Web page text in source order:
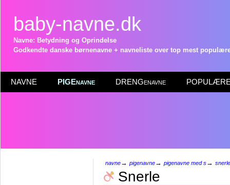
baby-navne.dk
Navne: Betydning og Oprindelse
Godkendte danske børnenavne + navneliste over top mest
NAVNE PIGEnavne DRENGenavne POPULÆRE
navne→ pigenavne→ pigenavne med s→ snerle
Snerle